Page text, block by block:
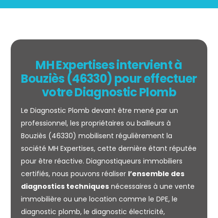
Mesurage
CARREZ
MH Expertises intervient à
Bouziès (46330) pour effectuer
votre Diagnostic Plomb
Le Diagnostic Plomb devant être mené par un
professionnel, les propriétaires ou bailleurs à
Bouziès (46330) mobilisent régulièrement la
société MH Expertises, cette dernière étant réputée
pour être réactive. Diagnostiqueurs immobiliers
certifiés, nous pouvons réaliser l’ensemble des
diagnostics techniquesnécessaires à une vente
immobilière ou une location comme le DPE, le
diagnostic plomb, le diagnostic électricité,